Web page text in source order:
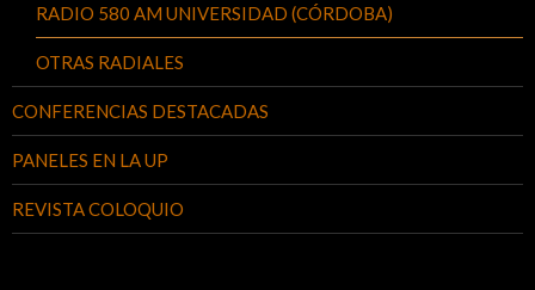
RADIO 580 AM UNIVERSIDAD (CÓRDOBA)
OTRAS RADIALES
CONFERENCIAS DESTACADAS
PANELES EN LA UP
REVISTA COLOQUIO